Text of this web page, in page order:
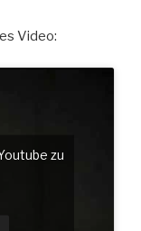
Video:
zu